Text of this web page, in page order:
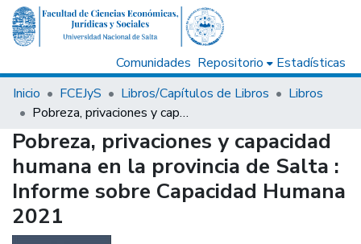
Comunidades Repositorio
Estadísticas
Inicio
FCEJyS Libros/Capítulos de Libros
Libros
Pobreza, privaciones y capacidad humana en la provincia de Salta : Informe sobre Capacidad Humana 2021
Pobreza, privaciones y capacidad
humana en la provincia de Salta :
Informe sobre Capacidad Humana
2021